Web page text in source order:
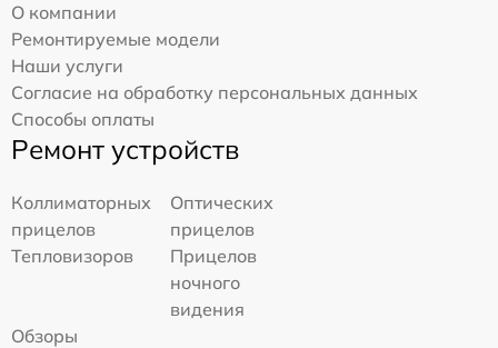
О компании
Ремонтируемые модели
Наши услуги
Согласие на обработку персональных данных
Способы оплаты
Ремонт устройств
Коллиматорных
прицелов
Оптических
прицелов
Тепловизоров
Прицелов
ночного
видения
Обзоры